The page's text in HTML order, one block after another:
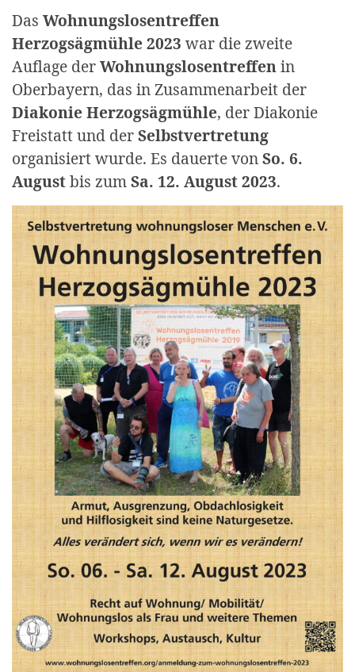
Das Wohnungslosentreffen
Herzogsägmühle 2023 war die zweite
Auflage derWohnungslosentreffenin
Oberbayern, das in Zusammenarbeit der
Diakonie Herzogsägmühle, der Diakonie
Freistatt und derSelbstvertretung
organisiert wurde. Es dauerte vonSo. 6.
Augustbis zumSa. 12. August 2023.